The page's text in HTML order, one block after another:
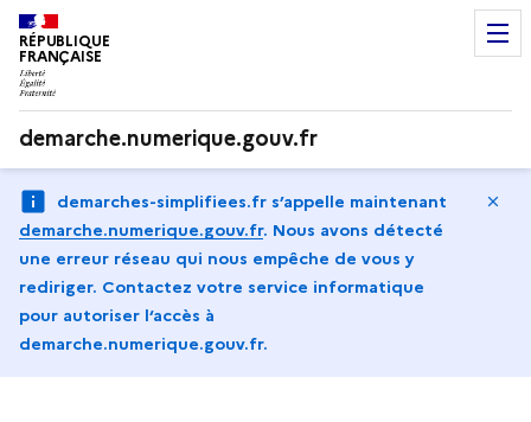
RÉPUBLIQUE
FRANÇAISE
demarche.numerique.gouv.fr
demarches-simplifiees.fr s’appelle maintenant
demarche.numerique.gouv.fr. Nous avons détecté
une erreur réseau qui nous empêche de vous y
rediriger. Contactez votre service informatique
pour autoriser l‘accès à
demarche.numerique.gouv.fr.